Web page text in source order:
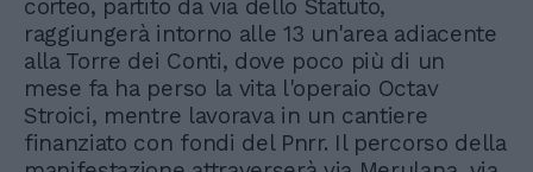
corteo, partito da via dello Statuto,
raggiungerà intorno alle 13 un'area adiacente
alla Torre dei Conti, dove poco più di un
mese fa ha perso la vita l'operaio Octav
Stroici, mentre lavorava in un cantiere
finanziato con fondi del Pnrr. Il percorso della